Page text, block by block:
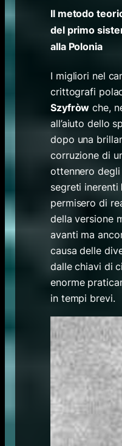
Il metodo
del primo
alla Polonia
I migliori nel
crittografi
Szyfròw che,
all’aiuto dello
dopo una
corruzione di
ottennero
segreti inerenti
permisero di
della versione
avanti ma
causa delle
dalle chiavi di
enorme
in tempi brevi.